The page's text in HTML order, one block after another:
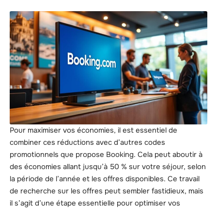
Pour maximiser vos économies, il est essentiel de
combiner ces réductions avec d’autres codes
promotionnels que propose Booking. Cela peut aboutir à
des économies allant jusqu’à 50 % sur votre séjour, selon
la période de l’année et les offres disponibles. Ce travail
de recherche sur les offres peut sembler fastidieux, mais
il s’agit d’une étape essentielle pour optimiser vos